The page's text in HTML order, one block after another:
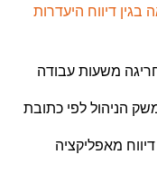
דיווח היעדרות
משעות עבודה
מאפליקציה